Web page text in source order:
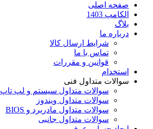
صفحه اصلی
الکامپ 1403
بلاگ
درباره ما
شرایط ارسال کالا
تماس با ما
قوانین و مقررات
استخدام
سوالات متداول فنی
سوالات متداول سیستم و لپ تاپ
سوالات متداول ویندوز
سوالات متداول مادربرد و BIOS
سوالات متداول جانبی